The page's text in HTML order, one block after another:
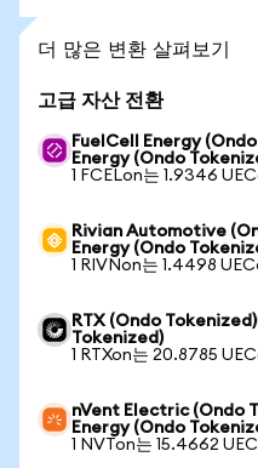
더 많은 변환 살펴보기
고급 자산 전환
FuelCell Energy
Energy (Ondo
1 FCELon는 1.9346
Rivian Automotive
Energy (Ondo
1 RIVNon는 1.4498
RTX (Ondo
Tokenized)
1 RTXon는 20.8785
nVent Electric (Ondo
Energy (Ondo
1 NVTon는 15.4662